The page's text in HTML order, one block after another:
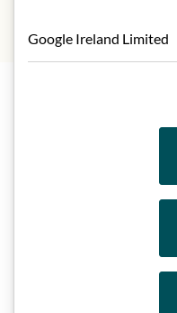
Nejlepší
Google Ireland Limited